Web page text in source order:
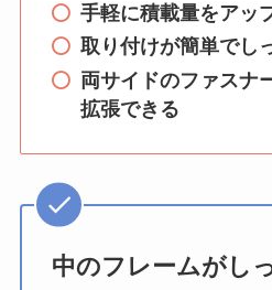
手軽に積載量をアッ
取り付けが簡単でし
両サイドのファスナ
拡張できる
中のフレームがし